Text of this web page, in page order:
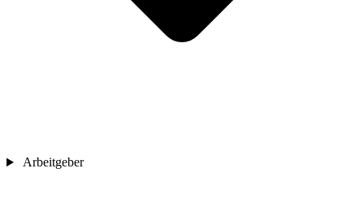
Arbeitgeber